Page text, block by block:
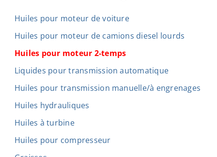
Huiles pour moteur de voiture
Huiles pour moteur de camions diesel lourds
Huiles pour moteur 2-temps
Liquides pour transmission automatique
Huiles pour transmission manuelle/à engrenages
Huiles hydrauliques
Huiles à turbine
Huiles pour compresseur